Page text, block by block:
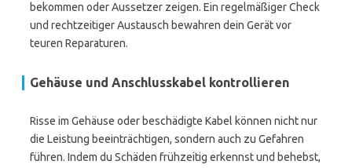
bekommen oder Aussetzer zeigen. Ein regelmäßiger Check
und rechtzeitiger Austausch bewahren dein Gerät vor
teuren Reparaturen.
Gehäuse und Anschlusskabel kontrollieren
Risse im Gehäuse oder beschädigte Kabel können nicht nur
die Leistung beeinträchtigen, sondern auch zu Gefahren
führen. Indem du Schäden frühzeitig erkennst und behebst,